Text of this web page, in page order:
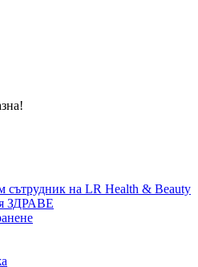
сътрудник на LR Health & Beauty
ЗДРАВЕ